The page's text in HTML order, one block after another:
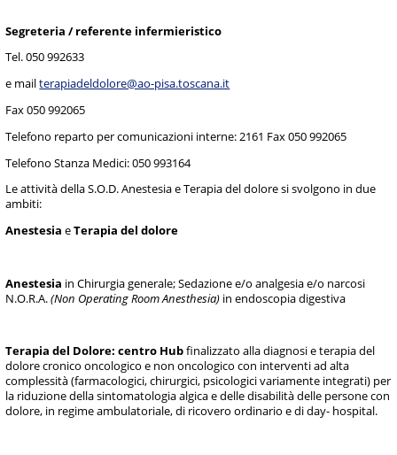
Segreteria / referente infermieristico
Tel. 050 992633
e mailterapiadeldolore@ao-pisa.toscana.it
Fax 050 992065
Telefono reparto per comunicazioni interne: 2161 Fax 050 992065
Telefono Stanza Medici: 050 993164
Le attività della S.O.D. Anestesia e Terapia del dolore si svolgono in due
ambiti:
Anestesia eTerapia del dolore
Anestesia in Chirurgia generale; Sedazione e/o analgesia e/o narcosi
N.O.R.A.(Non Operating Room Anesthesia) in endoscopia digestiva
Terapia del Dolore: centro Hubfinalizzato alla diagnosi e terapia del
dolore cronico oncologico e non oncologico con interventi ad alta
complessità (farmacologici, chirurgici, psicologici variamente integrati) per
la riduzione della sintomatologia algica e delle disabilità delle persone con
dolore, in regime ambulatoriale, di ricovero ordinario e di day- hospital.